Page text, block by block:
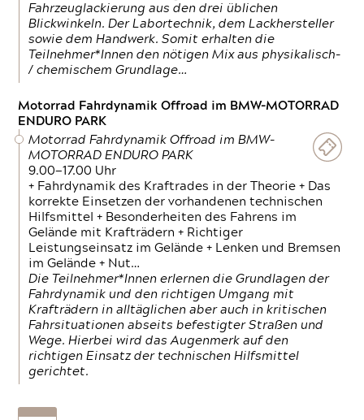
Fahrzeuglackierung aus den drei üblichen
Blickwinkeln. Der Labortechnik, dem Lackhersteller
sowie dem Handwerk. Somit erhalten die
Teilnehmer*Innen den nötigen Mix aus physikalisch-
/ chemischem Grundlage…
Motorrad Fahrdynamik Offroad im BMW-MOTORRAD
ENDURO PARK
Motorrad Fahrdynamik Offroad im BMW-
MOTORRAD ENDURO PARK
9.00—17.00 Uhr
+ Fahrdynamik des Kraftrades in der Theorie + Das
korrekte Einsetzen der vorhandenen technischen
Hilfsmittel + Besonderheiten des Fahrens im
Gelände mit Krafträdern + Richtiger
Leistungseinsatz im Gelände + Lenken und Bremsen
im Gelände + Nut…
Die Teilnehmer*Innen erlernen die Grundlagen der
Fahrdynamik und den richtigen Umgang mit
Krafträdern in alltäglichen aber auch in kritischen
Fahrsituationen abseits befestigter Straßen und
Wege. Hierbei wird das Augenmerk auf den
richtigen Einsatz der technischen Hilfsmittel
gerichtet.